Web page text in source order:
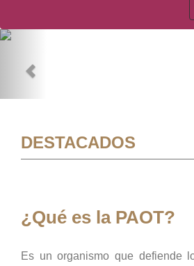
DESTACADOS
¿Qué es la PAOT?
Es un organismo que defiende